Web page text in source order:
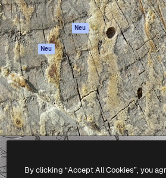
Stock-Inhalte
MCP für
Claude/ChatGPT
Neu
Agenten Neu
API
Mobile App
Alle Magnific-Tools
Cookie-Richtlinie
Partner
Unternehmen
Alle Rechte vorbehalten.
By clicking “Accept All Cookies”, you